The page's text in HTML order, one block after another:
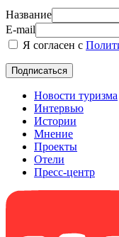
Название
E-mail
Я согласен с
Новости туризма
Интервью
Истории
Мнение
Проекты
Отели
Пресс-центр